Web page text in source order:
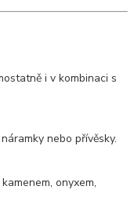
i v kombinaci s
nebo přívěsky.
onyxem,